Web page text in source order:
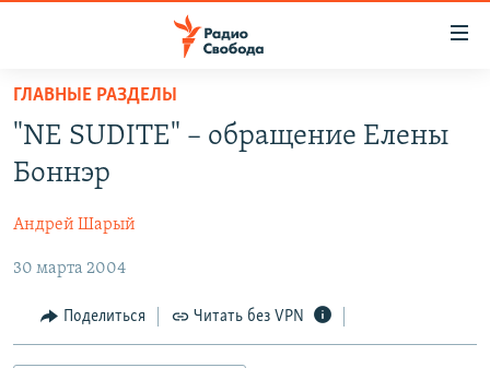
упрощенного
доступа
Вернуться
основному
Вернутся
главной
навигации
ПРОГРАММЫ
АВТОРСКИЕ ПРОЕКТЫ
ЦИТАТЫ СВОБОДЫ
МНЕНИЯ
КУЛЬТУРА
IDEL.РЕАЛИИ
ГЛАВНЫЕ РАЗДЕЛЫ
"NE SUDITE" – обращение Елены
Боннэр
Андрей Шарый
30 марта 2004
Поделиться Читать без VPN